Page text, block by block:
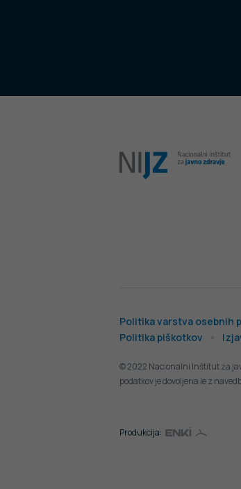
Politika varstva osebnih
Politika piškotkov
© 2022 Nacionalni Inštitut za
podatkov je dovoljena le z
Produkcija: